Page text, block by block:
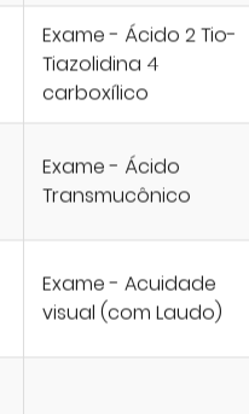
Exame - Ácido 2 Tio-
Tiazolidina 4
carboxílico
Exame - Ácido
Transmucônico
Exame - Acuidade
visual (com Laudo)